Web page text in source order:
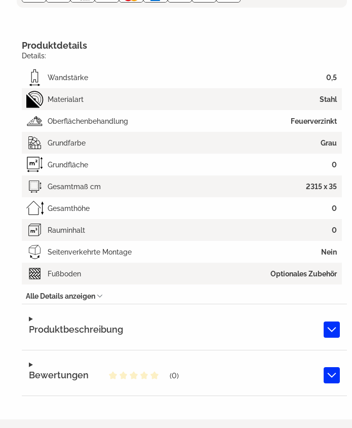
Produktbeschreibung
Bewertungen
(0)
Produktdetails
Details:
Wandstärke 0,5
Materialart Stahl
Oberflächenbehandlung Feuerverzinkt
Grundfarbe Grau
Grundfläche 0
Gesamtmaß cm 2315 x 35
Gesamthöhe 0
Rauminhalt 0
Seitenverkehrte Montage Nein
Fußboden Optionales Zubehör
Alle Details anzeigen